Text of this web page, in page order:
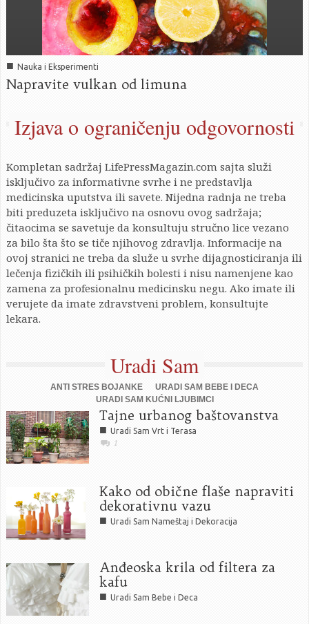
■ Nauka i Eksperimenti
Napravite vulkan od limuna
Izjava o ograničenju odgovornosti
Kompletan sadržaj LifePressMagazin.com sajta služi
isključivo za informativne svrhe i ne predstavlja
medicinska uputstva ili savete. Nijedna radnja ne treba
biti preduzeta isključivo na osnovu ovog sadržaja;
čitaocima se savetuje da konsultuju stručno lice vezano
za bilo šta što se tiče njihovog zdravlja. Informacije na
ovoj stranici ne treba da služe u svrhe dijagnosticiranja ili
lečenja fizičkih ili psihičkih bolesti i nisu namenjene kao
zamena za profesionalnu medicinsku negu. Ako imate ili
verujete da imate zdravstveni problem, konsultujte
lekara.
Uradi Sam
ANTI STRES BOJANKE
URADI SAM BEBE I DECA
URADI SAM KUĆNI LJUBIMCI
Tajne urbanog baštovanstva
■ Uradi Sam Vrt i Terasa
1
Kako od obične flaše napraviti
dekorativnu vazu
■ Uradi Sam Nameštaj i Dekoracija
Anđeoska krila od filtera za
kafu
■ Uradi Sam Bebe i Deca